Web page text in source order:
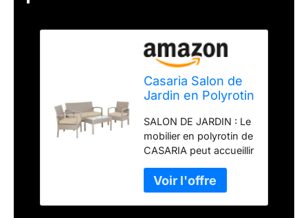
Casaria Salon de
Jardin en Polyrotin
chaises 1 Banc,
Crème
SALON DE JARDIN : Le
mobilier en polyrotin de
CASARIA peut accueillir
Le set comprend une
table de jardin (75 x 40
cm), 2 fauteuils et un